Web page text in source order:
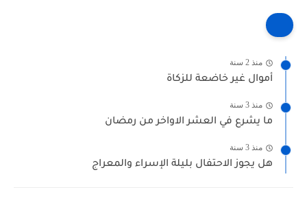
منذ 2 سنة
أموال غير خاضعة للزكاة
منذ 3 سنة
ما يشرع في العشر الاواخر من رمضان
منذ 3 سنة
هل يجوز الاحتفال بليلة الإسراء والمعراج